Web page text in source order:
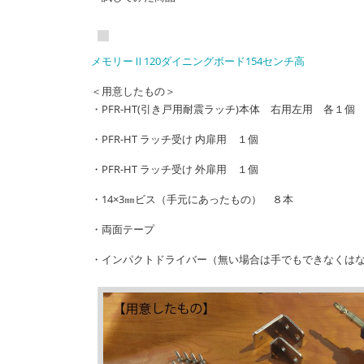
メモリーⅡ120ダイニングボード154センチ高
＜用意したもの＞
・PFR-HT(引き戸用耐震ラッチ)本体 右用左用 各１個
・PFR-HT ラッチ受け 内扉用 １個
・PFR-HT ラッチ受け 外扉用 １個
・14×3㎜ビス（手元にあったもの） ８本
・両面テープ
・インパクトドライバー（無い場合は手でもできなくは